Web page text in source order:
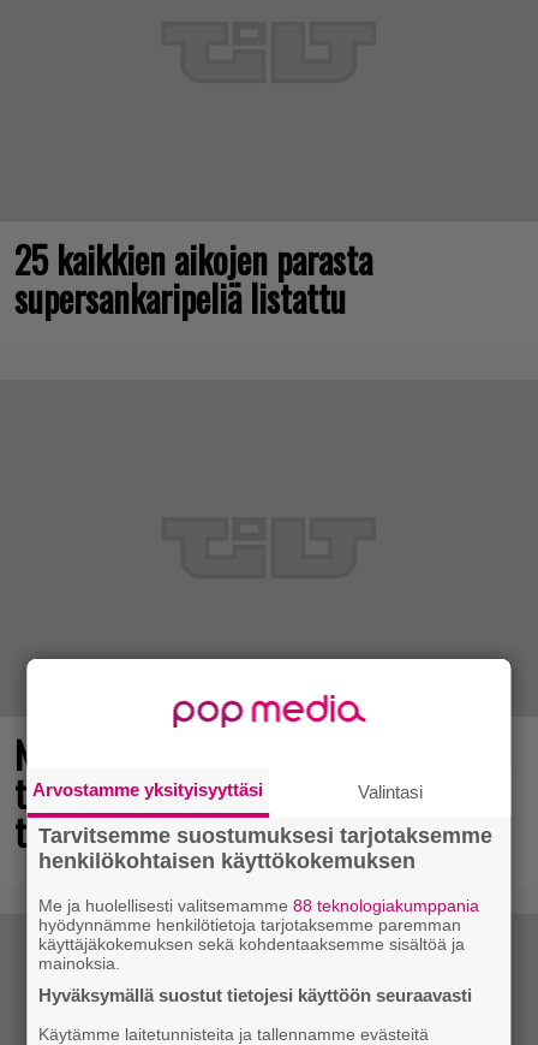
25 kaikkien aikojen parasta
supersankaripeliä listattu
Nyt ilmaiseksi Steamissa – nappaa
tämä avaruusseikkailu välittömästi
talteen!
Arvostamme yksityisyyttäsi Valintasi
Tarvitsemme suostumuksesi tarjotaksemme
henkilökohtaisen käyttökokemuksen
Me ja huolellisesti valitsemamme88 teknologiakumppania
hyödynnämme henkilötietoja tarjotaksemme paremman
käyttäjäkokemuksen sekä kohdentaaksemme sisältöä ja
mainoksia.
Hyväksymällä suostut tietojesi käyttöön seuraavasti
Käytämme laitetunnisteita ja tallennamme evästeitä